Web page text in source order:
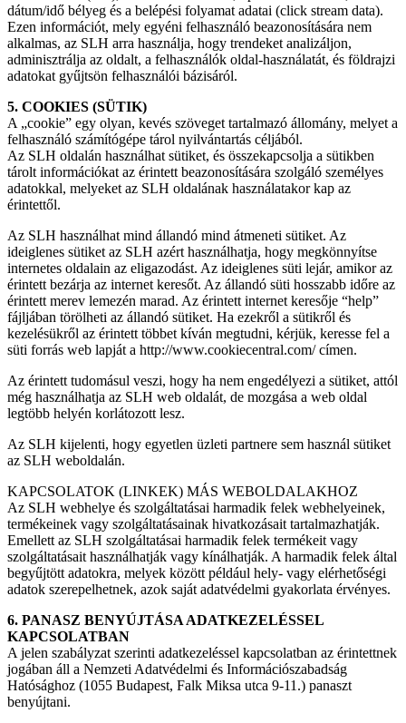
dátum/idő bélyeg és a belépési folyamat adatai (click stream data).
Ezen információt, mely egyéni felhasználó beazonosítására nem
alkalmas, az SLH arra használja, hogy trendeket analizáljon,
adminisztrálja az oldalt, a felhasználók oldal-használatát, és földrajzi
adatokat gyűjtsön felhasználói bázisáról.
5. COOKIES (SÜTIK)
A „cookie” egy olyan, kevés szöveget tartalmazó állomány, melyet a
felhasználó számítógépe tárol nyilvántartás céljából.
Az SLH oldalán használhat sütiket, és összekapcsolja a sütikben
tárolt információkat az érintett beazonosítására szolgáló személyes
adatokkal, melyeket az SLH oldalának használatakor kap az
érintettől.
Az SLH használhat mind állandó mind átmeneti sütiket. Az
ideiglenes sütiket az SLH azért használhatja, hogy megkönnyítse
internetes oldalain az eligazodást. Az ideiglenes süti lejár, amikor az
érintett bezárja az internet keresőt. Az állandó süti hosszabb időre az
érintett merev lemezén marad. Az érintett internet keresője “help”
fájljában törölheti az állandó sütiket. Ha ezekről a sütikről és
kezelésükről az érintett többet kíván megtudni, kérjük, keresse fel a
süti forrás web lapját a http://www.cookiecentral.com/ címen.
Az érintett tudomásul veszi, hogy ha nem engedélyezi a sütiket, attól
még használhatja az SLH web oldalát, de mozgása a web oldal
legtöbb helyén korlátozott lesz.
Az SLH kijelenti, hogy egyetlen üzleti partnere sem használ sütiket
az SLH weboldalán.
KAPCSOLATOK (LINKEK) MÁS WEBOLDALAKHOZ
Az SLH webhelye és szolgáltatásai harmadik felek webhelyeinek,
termékeinek vagy szolgáltatásainak hivatkozásait tartalmazhatják.
Emellett az SLH szolgáltatásai harmadik felek termékeit vagy
szolgáltatásait használhatják vagy kínálhatják. A harmadik felek által
begyűjtött adatokra, melyek között például hely- vagy elérhetőségi
adatok szerepelhetnek, azok saját adatvédelmi gyakorlata érvényes.
6. PANASZ BENYÚJTÁSA ADATKEZELÉSSEL
KAPCSOLATBAN
A jelen szabályzat szerinti adatkezeléssel kapcsolatban az érintettnek
jogában áll a Nemzeti Adatvédelmi és Információszabadság
Hatósághoz (1055 Budapest, Falk Miksa utca 9-11.) panaszt
benyújtani.